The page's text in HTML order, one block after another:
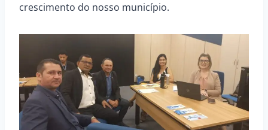
crescimento do nosso município.